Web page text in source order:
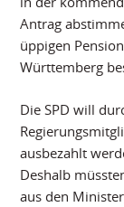
Antrag
üppigen
Württemberg
Die SPD will
ausbezahlt
Deshalb
aus den